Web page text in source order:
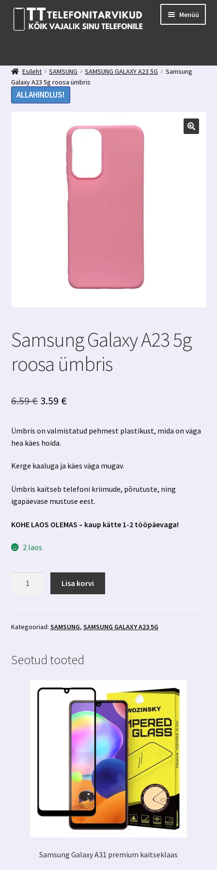
Liigu
navigeerimisele
Liigu
juurde
Menüü
Minu konto
Ostukorv
Esileht SAMSUNG SAMSUNG GALAXY A23 5G
Samsung
Galaxy A23 5g roosa ümbris
ALLAHINDLUS!
Samsung Galaxy A23 5g
roosa ümbris
6.59€ Algne
oli:
3.59 €Praegune
on:
Ümbris on valmistatud pehmest plastikust, mida on väga
hea käes hoida.
Kerge kaaluga ja käes väga mugav.
Ümbris kaitseb telefoni kriimude, põrutuste, ning
igapäevase mustuse eest.
KOHE LAOS OLEMAS – kaup kätte 1-2 tööpäevaga!
2 laos
roosa
Lisa korvi
Kategooriad: SAMSUNG, SAMSUNG GALAXY A23 5G
Seotud tooted
Samsung Galaxy A31 premium kaitseklaas